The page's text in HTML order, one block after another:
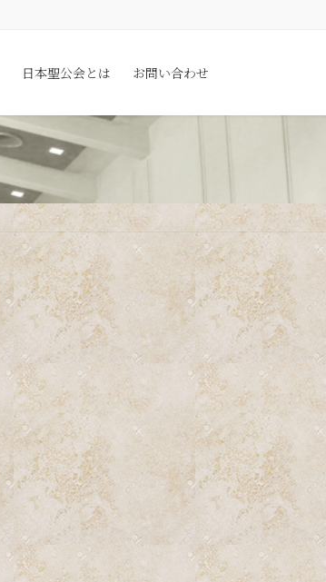
日本聖公会とは お問い合わせ